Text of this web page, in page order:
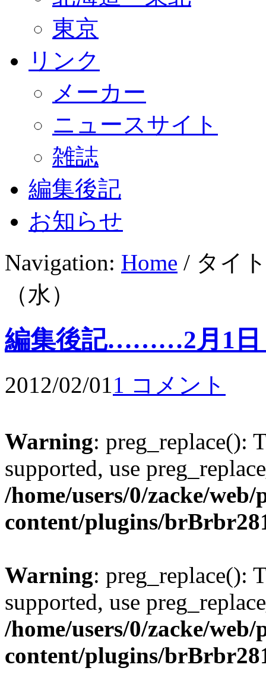
東京
リンク
メーカー
ニュースサイト
雑誌
編集後記
お知らせ
Navigation: Home / タイ
（水）
編集後記………2月1日
2012/02/01 1 コメント
Warning: preg_replace():
supported, use
/home/users/0/zacke/
content/plugins/
Warning: preg_replace():
supported, use
/home/users/0/zacke/
content/plugins/